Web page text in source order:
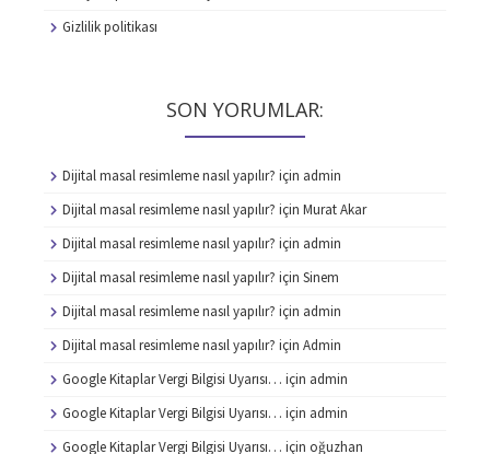
Gizlilik politikası
SON YORUMLAR:
Dijital masal resimleme nasıl yapılır? için admin
Dijital masal resimleme nasıl yapılır? için Murat Akar
Dijital masal resimleme nasıl yapılır? için admin
Dijital masal resimleme nasıl yapılır? için Sinem
Dijital masal resimleme nasıl yapılır? için admin
Dijital masal resimleme nasıl yapılır? için Admin
Google Kitaplar Vergi Bilgisi Uyarısı… için admin
Google Kitaplar Vergi Bilgisi Uyarısı… için admin
Google Kitaplar Vergi Bilgisi Uyarısı… için oğuzhan